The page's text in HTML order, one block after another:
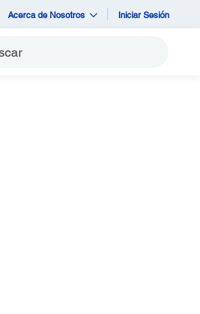
Acerca de Nosotros Iniciar Sesión